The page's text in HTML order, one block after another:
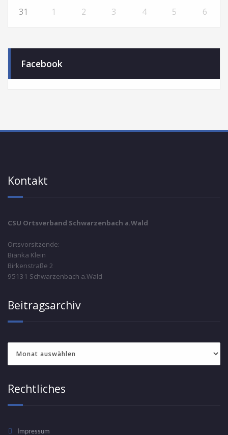
31 1 2 3 4 5 6
Facebook
Kontakt
CSU Ortsverband Schwarzenbach a.Wald
Ortsvorsitzende:
Bianka Klein
Birkenstraße 2
95131 Schwarzenbach a.Wald
Beitragsarchiv
Rechtliches
Impressum